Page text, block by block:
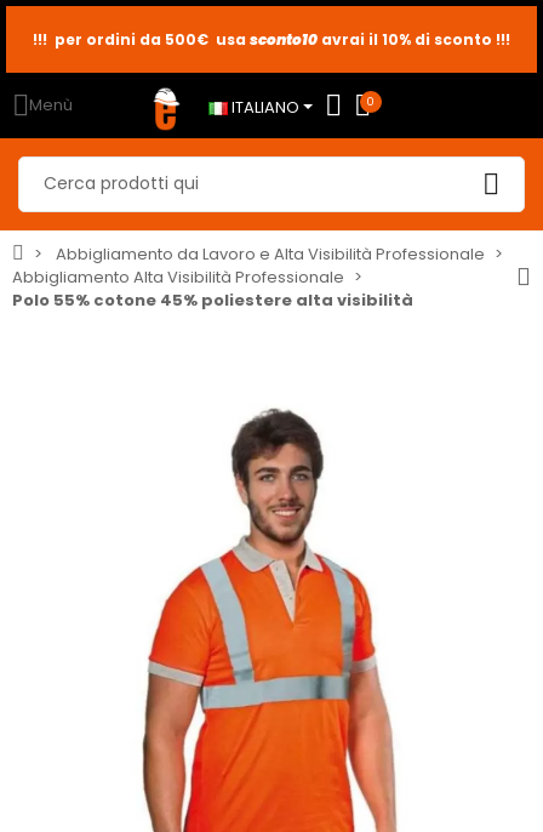
sconto2
sconto5
!!! per ordini da 500€ usa sconto10 avrai il 10% di sconto !!!
Menù ITALIANO 0
Abbigliamento da Lavoro e Alta Visibilità Professionale
Abbigliamento Alta Visibilità Professionale
Polo 55% cotone 45% poliestere alta visibilità